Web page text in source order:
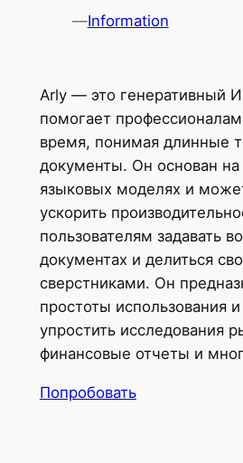
—Information
Arly — это генеративный
помогает
время, понимая длинные
документы. Он основан на
языковых моделях и
ускорить
пользователям задавать
документах и ​​делиться
сверстниками. Он
простоты использования
упростить исследования
финансовые отчеты и
Попробовать